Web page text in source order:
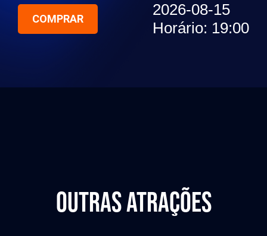
COMPRAR
2026-08-15
Horário: 19:00
Outras atrações